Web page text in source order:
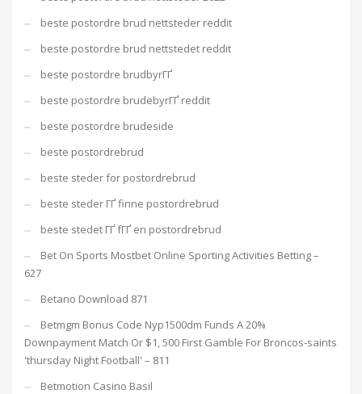
beste postordre brud nettsteder reddit
beste postordre brud nettstedet reddit
beste postordre brudbyrГҐ
beste postordre brudebyrГҐ reddit
beste postordre brudeside
beste postordrebrud
beste steder for postordrebrud
beste steder ГҐ finne postordrebrud
beste stedet ГҐ fГҐ en postordrebrud
Bet On Sports Mostbet Online Sporting Activities Betting –
627
Betano Download 871
Betmgm Bonus Code Nyp1500dm Funds A 20%
Downpayment Match Or $1, 500 First Gamble For Broncos-saints
'thursday Night Football' – 811
Betmotion Casino Basil